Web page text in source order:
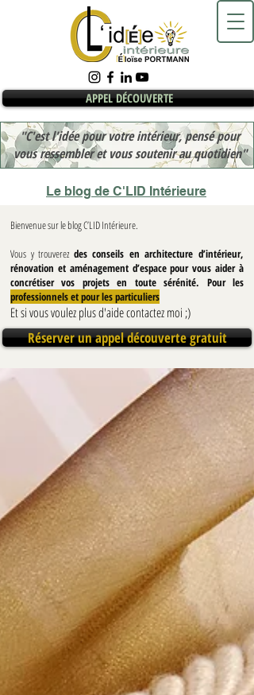
APPEL DÉCOUVERTE
"C'est l'idée pour votre intérieur, pensé pour
vous ressembler et vous soutenir au quotidien"
Le blog de C'LID Intérieure
Blog
Bienvenue sur le blog C’LID Intérieure.
Vous y trouverez des conseils en architecture d’intérieur,
rénovation et aménagement d’espace pour vous aider à
concrétiser vos projets en toute sérénité. Pour les
professionnels et pour les particuliers
Et si vous voulez plus d'aide contactez moi ;)
Réserver un appel découverte gratuit